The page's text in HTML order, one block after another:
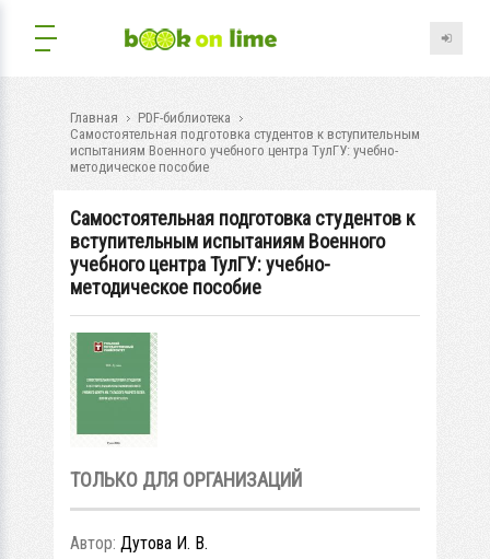
Главная
PDF-библиотека
Самостоятельная подготовка студентов к вступительным
испытаниям Военного учебного центра ТулГУ: учебно-
методическое пособие
Самостоятельная подготовка студентов к
вступительным испытаниям Военного
учебного центра ТулГУ: учебно-
методическое пособие
ТОЛЬКО ДЛЯ ОРГАНИЗАЦИЙ
Автор: Дутова И. В.